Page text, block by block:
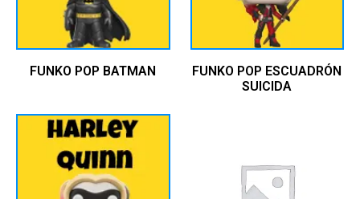
FUNKO POP BATMAN
FUNKO POP ESCUADRÓN
SUICIDA